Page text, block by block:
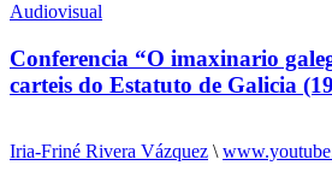
Audiovisual
Conferencia “O imaxinario
carteis do Estatuto de Galicia
Iria-Friné Rivera Vázquez